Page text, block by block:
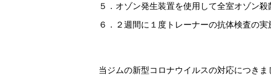
５．オゾン発生装置を使用して全室オゾン殺
６．２週間に１度トレーナーの抗体検査の実
当ジムの新型コロナウイルスの対応につき